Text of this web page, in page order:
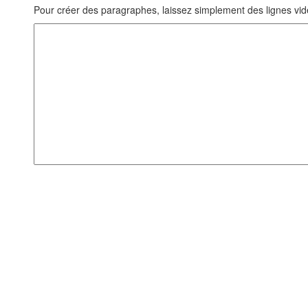
Pour créer des paragraphes, laissez simplement des lignes